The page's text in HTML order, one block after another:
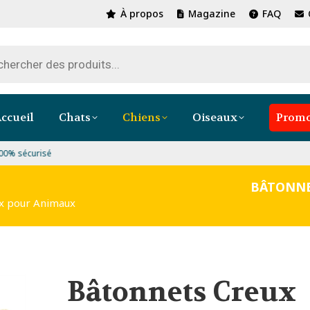
À propos Magazine FAQ
Chats Chiens Oiseaux
Paiement 100% sécurisé
pour Animaux
Bâtonnets Creux